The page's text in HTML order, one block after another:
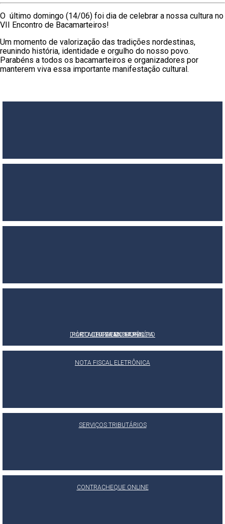
O último domingo (14/06) foi dia de celebrar a nossa cultura no
VII Encontro de Bacamarteiros!
Um momento de valorização das tradições nordestinas,
reunindo história, identidade e orgulho do nosso povo.
Parabéns a todos os bacamarteiros e organizadores por
manterem viva essa importante manifestação cultural.
PORTAL DA TRANSPARÊNCIA
E-SIC
OUVIDORIA MUNICIPAL
DIÁRIO OFICIAL DO MUNICÍPIO
NOTA FISCAL ELETRÔNICA
SERVIÇOS TRIBUTÁRIOS
CONTRACHEQUE ONLINE